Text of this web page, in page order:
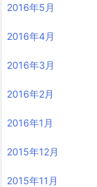
2016年5月
2016年4月
2016年3月
2016年2月
2016年1月
2015年12月
2015年11月